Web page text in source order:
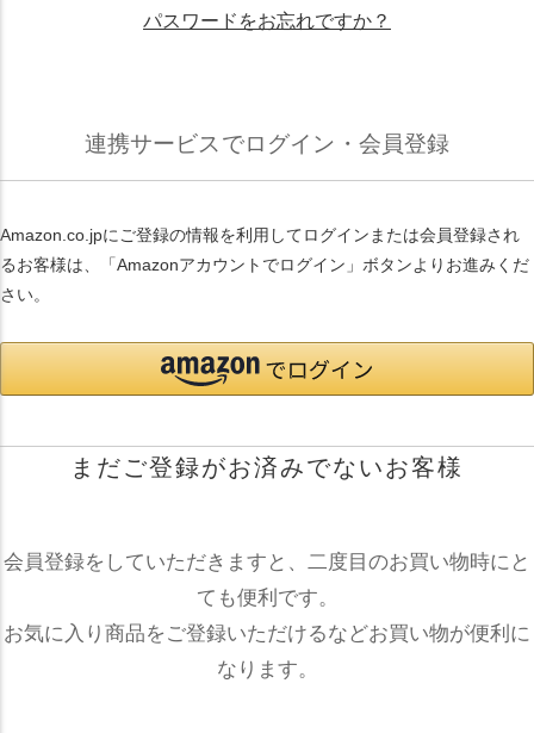
パスワードをお忘れですか？
連携サービスでログイン・会員登録
Amazon.co.jpにご登録の情報を利用してログインまたは会員登録され
るお客様は、「Amazonアカウントでログイン」ボタンよりお進みくだ
さい。
まだご登録がお済みでないお客様
会員登録をしていただきますと、二度目のお買い物時にと
ても便利です。
お気に入り商品をご登録いただけるなどお買い物が便利に
なります。